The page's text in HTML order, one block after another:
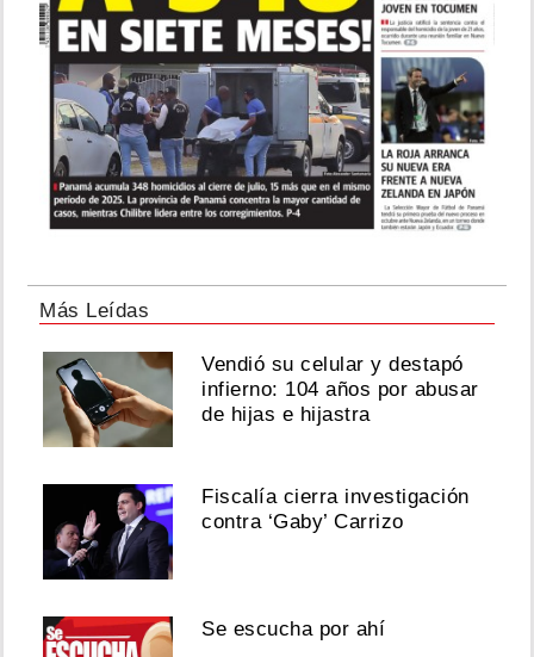
Más Leídas
Vendió su celular y destapó
infierno: 104 años por abusar
de hijas e hijastra
Fiscalía cierra investigación
contra ‘Gaby’ Carrizo
Se escucha por ahí